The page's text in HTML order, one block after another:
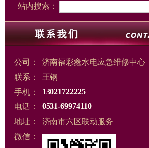
站内搜索：
公司：
济南福彩鑫水电应急维修中心
联系：
王钢
手机：
13021722225
电话： 0531-69974110
地址：
济南市六区联动服务
微信：